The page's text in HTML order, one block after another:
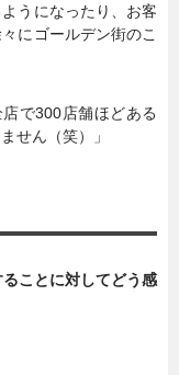
うになったり、お客
にゴールデン街のこ
で300店舗ほどある
せん（笑）」
ことに対してどう感